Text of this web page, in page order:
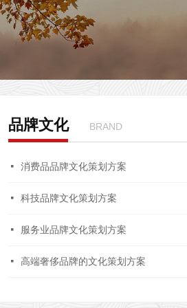
品牌文化 BRAND
넷 消费品品牌文化策划方案
넷 科技品牌文化策划方案
넷 服务业品牌文化策划方案
넷 高端奢侈品牌的文化策划方案